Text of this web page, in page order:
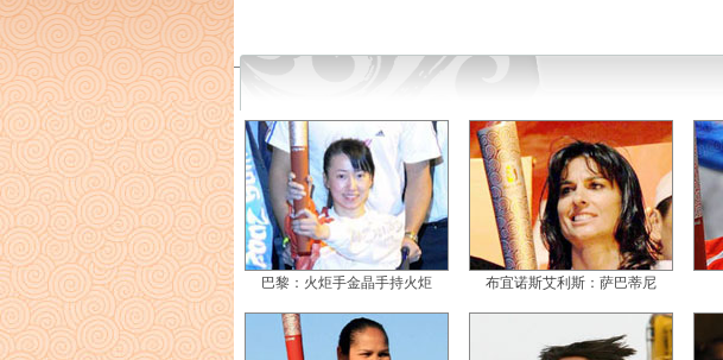
巴黎：火炬手金晶手持火炬 布宜诺斯艾利斯：萨巴蒂尼